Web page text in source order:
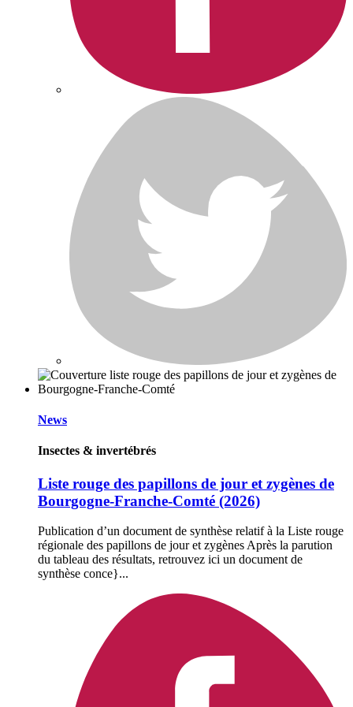
News
Insectes & invertébrés
Liste rouge des papillons de jour et zygènes de
Bourgogne-Franche-Comté (2026)
Publication d’un document de synthèse relatif à la Liste rouge
régionale des papillons de jour et zygènes Après la parution
du tableau des résultats, retrouvez ici un document de
synthèse conce}...